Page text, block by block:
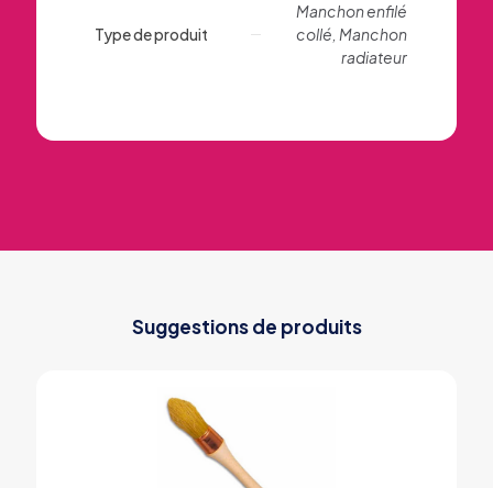
Type de produit
Manchon enfilé
collé, Manchon
radiateur
Suggestions de produits